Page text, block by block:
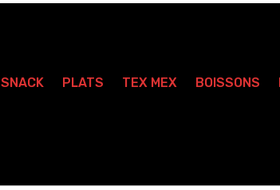
SNACK PLATS TEX MEX BOISSONS